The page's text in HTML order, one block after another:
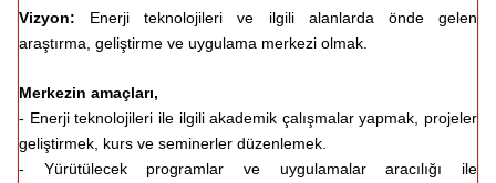
Vizyon: Enerji teknolojileri ve ilgili alanlarda önde gelen
araştırma, geliştirme ve uygulama merkezi olmak.
Merkezin amaçları,
- Enerji teknolojileri ile ilgili akademik çalışmalar yapmak, projeler
geliştirmek, kurs ve seminerler düzenlemek.
- Yürütülecek programlar ve uygulamalar aracılığı ile